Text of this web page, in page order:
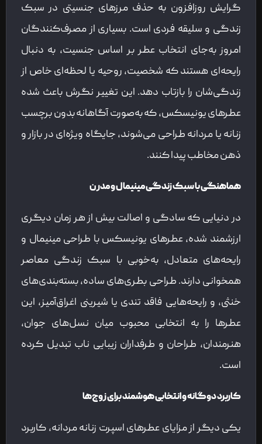
گرایش روزافزون به حذف مرزهای جنسیتی در سبک
زندگی و سلیقه فردی است. بسیاری از مصرف‌کنندگان
امروز به‌جای انتخاب عطر بر اساس جنسیت، به دنبال
رایحه‌ای هستند که شخصیت، روحیه یا لحظه‌ای خاص از
زندگی‌شان را بازتاب دهد. این تغییر نگرش باعث شده
عطرهای یونیسکس، که به‌صورت آگاهانه بدون برچسب
زنانه یا مردانه طراحی می‌شوند، جایگاه ویژه‌ای در بازار و
ذهن مخاطب پیدا کنند.
هماهنگی با سبک زندگی مینیمال و مدرن
در دنیایی که سادگی و اصالت بیش از هر زمان دیگری
ارزشمند شده، عطرهای یونیسکس با طراحی مینیمال و
رایحه‌های متعادل، به‌خوبی با سبک زندگی معاصر
همخوانی دارند. طراحی بطری‌های ساده، بسته‌بندی‌های
خنثی، و رایحه‌هایی فاقد تندی یا شیرینی اغراق‌آمیز، این
عطرها را به انتخابی محبوب میان نسل‌های جوان،
هنرمندان، طراحان و طرفداران زیبایی ناب تبدیل کرده
است.
کاربرد دوگانه و انتخابی هوشمند برای زوج‌ها
یکی دیگر از مزایای عطرهای اسپرت زنانه مردانه، کاربرد